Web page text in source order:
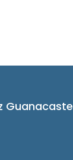
Guanacaste